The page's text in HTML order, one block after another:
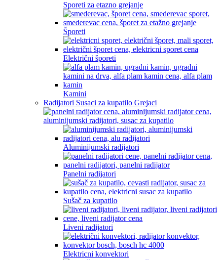
Sporeti za etazno grejanje
Šporeti
Električni šporeti
Kamini
Radijatori Susaci za kupatilo Grejaci
Aluminijumski radijatori
Panelni radijatori
Sušač za kupatilo
Liveni radijatori
Elektricni konvektori